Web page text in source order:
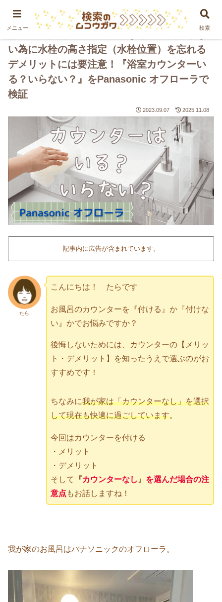
PR
お風呂の設備「カウンターなし」で後悔しな
い為に水栓の高さ指定（水栓位置）を忘れる
デメリットには要注意！『浴室カウンターい
る？いらない？』をPanasonic オフローラで
検証
2023.09.07 2025.11.08
記事内に広告が含まれています。
たら
こんにちは！ たらです
お風呂のカウンターを『付ける』か『付けな
い』かでお悩みですか？
後悔しないためには、カウンターの【メリッ
ト・デメリット】を知ったうえで選ぶのがお
すすめです！
ちなみに我が家は「カウンターなし」を選択
して現在も快適に過ごしています。
今回はカウンターを付ける
・メリット
・デメリット
そして 『カウンターなし 』 を選んだ場合の注
意点 もお話しますね！
我が家のお風呂はパナソニックのオフローラ。
メニュー 検索